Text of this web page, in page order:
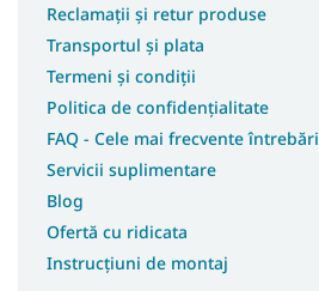
Reclamații și retur produse
Transportul și plata
Termeni și condiții
Politica de confidențialitate
FAQ - Cele mai frecvente întrebări
Servicii suplimentare
Blog
Ofertă cu ridicata
Instrucțiuni de montaj